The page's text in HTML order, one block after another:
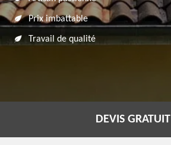
Prix imbattable
Travail de qualité
DEVIS GRATUIT